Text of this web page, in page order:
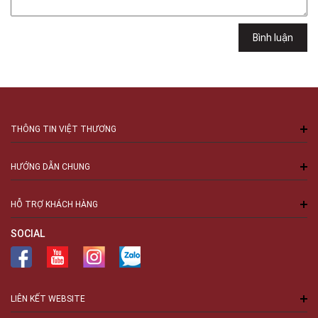
Bình luận
THÔNG TIN VIỆT THƯƠNG
HƯỚNG DẪN CHUNG
HỖ TRỢ KHÁCH HÀNG
SOCIAL
LIÊN KẾT WEBSITE